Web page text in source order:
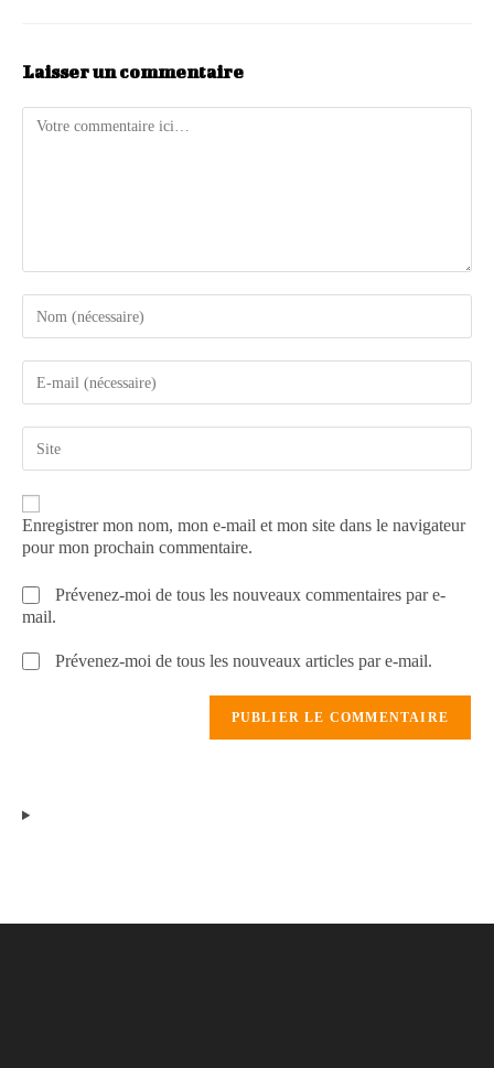
Laisser un commentaire
Enregistrer mon nom, mon e-mail et mon site dans le navigateur
pour mon prochain commentaire.
Prévenez-moi de tous les nouveaux commentaires par e-
mail.
Prévenez-moi de tous les nouveaux articles par e-mail.